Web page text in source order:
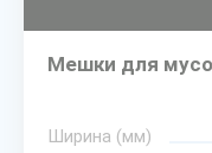
Мешки для
Ширина (мм)